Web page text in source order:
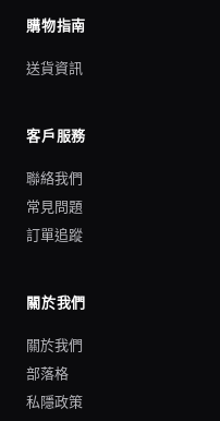
購物指南
送貨資訊
客戶服務
聯絡我們
常見問題
訂單追蹤
關於我們
關於我們
部落格
私隱政策